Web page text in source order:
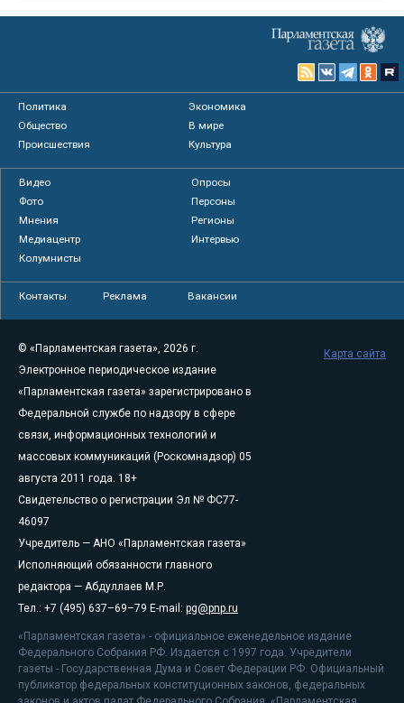
Политика
Экономика
Общество
В мире
Происшествия
Культура
Видео
Опросы
Фото
Персоны
Мнения
Регионы
Медиацентр
Интервью
Колумнисты
Контакты Реклама Вакансии
© «Парламентская газета», 2026 г.
Электронное периодическое издание
«Парламентская газета» зарегистрировано в
Федеральной службе по надзору в сфере
связи, информационных технологий и
массовых коммуникаций (Роскомнадзор) 05
августа 2011 года. 18+
Свидетельство о регистрации Эл № ФС77-
46097
Учредитель — АНО «Парламентская газета»
Исполняющий обязанности главного
редактора — Абдуллаев М.Р.
Тел.: +7 (495) 637–69–79 E-mail: pg@pnp.ru
«Парламентская газета» - официальное еженедельное издание
Федерального Собрания РФ. Издается с 1997 года. Учредители
газеты - Государственная Дума и Совет Федерации РФ. Официальный
публикатор федеральных конституционных законов, федеральных
Карта сайта